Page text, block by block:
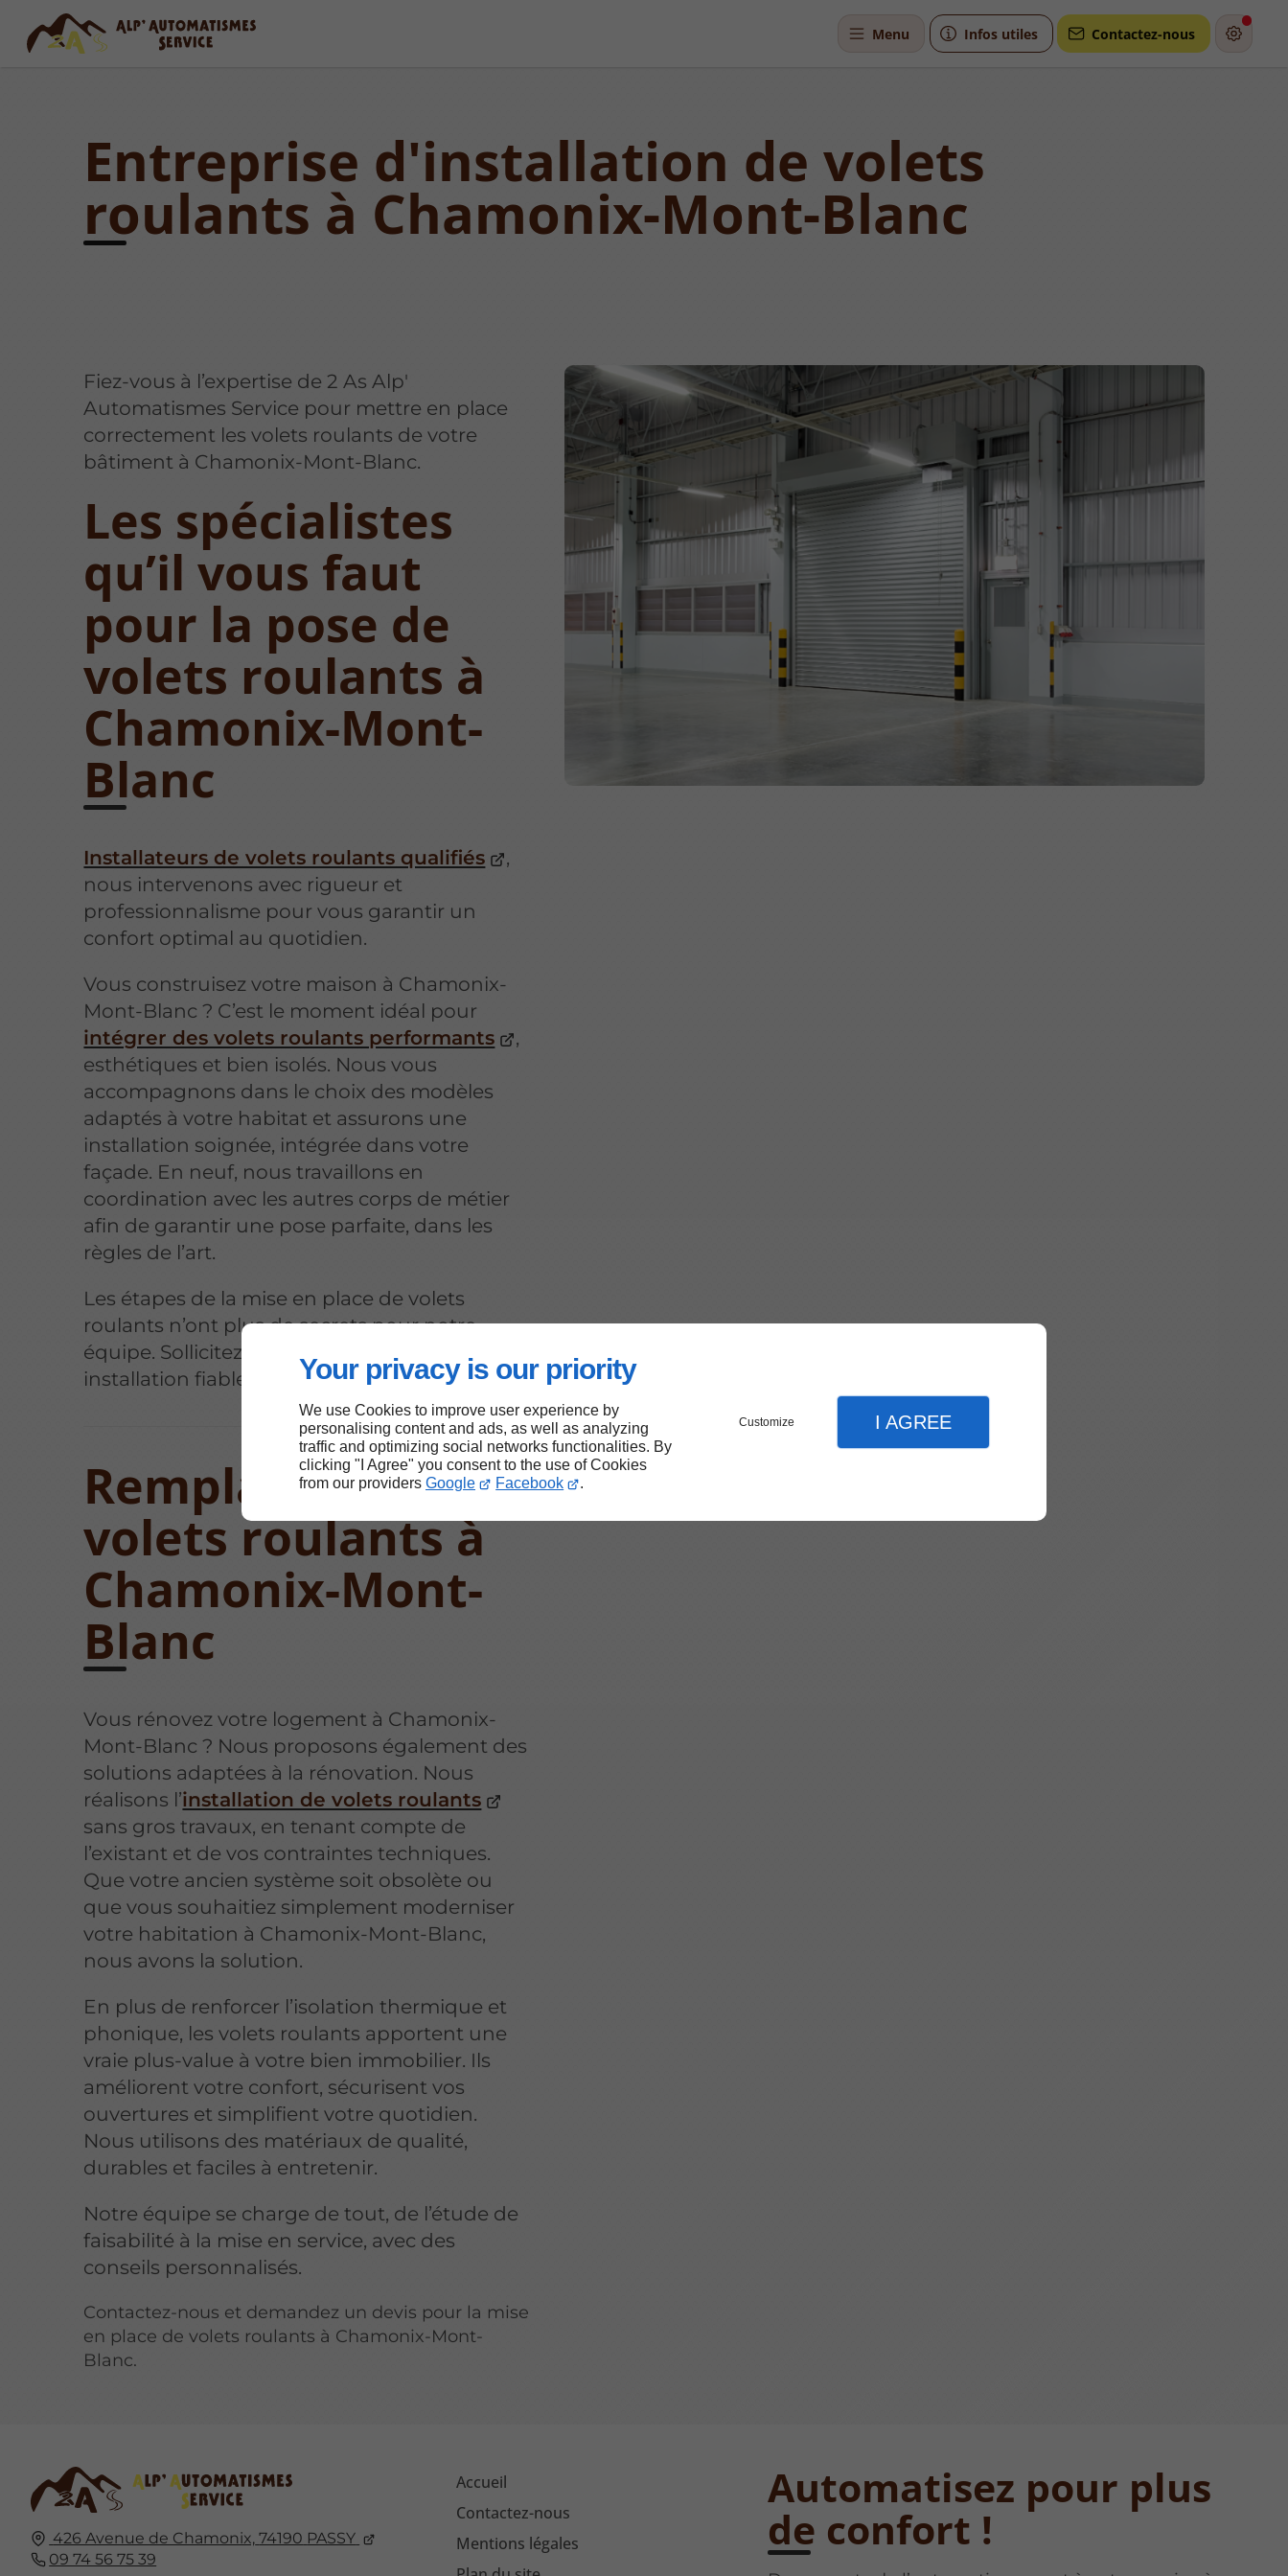
Your privacy is our priority
We use Cookies to improve user experience by
personalising content and ads, as well as analyzing
traffic and optimizing social networks functionalities. By
clicking "I Agree" you consent to the use of Cookies
from our providers Google Facebook .
Customize I AGREE
Menu Infos utiles Contactez-nous
Entreprise d'installation de volets
roulants à Chamonix-Mont-Blanc
Fiez-vous à l’expertise de 2 As Alp'
Automatismes Service pour mettre en place
correctement les volets roulants de votre
bâtiment à Chamonix-Mont-Blanc.
Les spécialistes
qu’il vous faut
pour la pose de
volets roulants à
Chamonix-Mont-
Blanc
Installateurs de volets roulants qualifiés
,
nous intervenons avec rigueur et
professionnalisme pour vous garantir un
confort optimal au quotidien.
Vous construisez votre maison à Chamonix-
Mont-Blanc ? C’est le moment idéal pour
intégrer des volets roulants performants
,
esthétiques et bien isolés. Nous vous
accompagnons dans le choix des modèles
adaptés à votre habitat et assurons une
installation soignée, intégrée dans votre
façade. En neuf, nous travaillons en
coordination avec les autres corps de métier
afin de garantir une pose parfaite, dans les
règles de l’art.
Les étapes de la mise en place de volets
roulants n’ont plus de secrets pour notre
équipe. Sollicitez-nous pour assurer une
installation fiable à Chamonix-Mont-Blanc.
Remplacement de
volets roulants à
Chamonix-Mont-
Blanc
Vous rénovez votre logement à Chamonix-
Mont-Blanc ? Nous proposons également des
solutions adaptées à la rénovation. Nous
réalisons l’installation de volets roulants
sans gros travaux, en tenant compte de
l’existant et de vos contraintes techniques.
Que votre ancien système soit obsolète ou
que vous souhaitiez simplement moderniser
votre habitation à Chamonix-Mont-Blanc,
nous avons la solution.
En plus de renforcer l’isolation thermique et
phonique, les volets roulants apportent une
vraie plus-value à votre bien immobilier. Ils
améliorent votre confort, sécurisent vos
ouvertures et simplifient votre quotidien.
Nous utilisons des matériaux de qualité,
durables et faciles à entretenir.
Notre équipe se charge de tout, de l’étude de
faisabilité à la mise en service, avec des
conseils personnalisés.
Contactez-nous et demandez un devis pour la mise
en place de volets roulants à Chamonix-Mont-
Blanc.
426 Avenue de Chamonix, 74190 PASSY
09 74 56 75 39
Accueil
Contactez-nous
Mentions légales
Automatisez pour plus
de confort !